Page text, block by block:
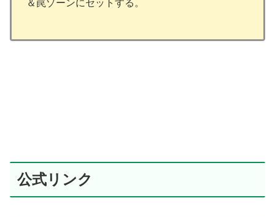
＆罠ゾーンにセットする。
公式リンク